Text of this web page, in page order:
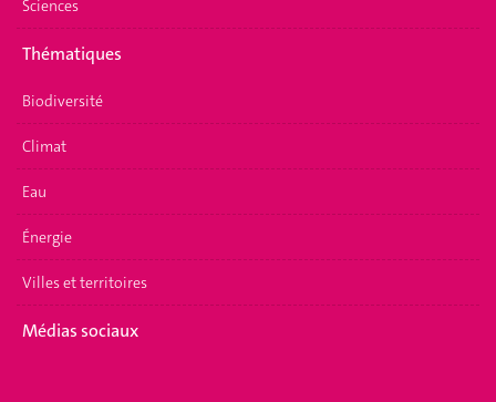
Sciences
Thématiques
Biodiversité
Climat
Eau
Énergie
Villes et territoires
Médias sociaux